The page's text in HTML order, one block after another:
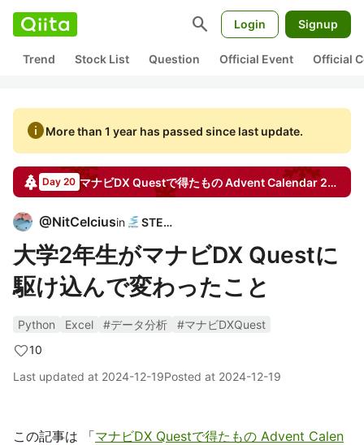
search Login Signup
Trend Stock List Question Official Event Official
infoMore than 1 year has passed since last update.
Day 20 マナビDX Questで得たものAdvent Calendar 2024
@NitCelciusin STECH
大学2年生がマナビDX Questに
駆け込んで変わったこと
Python Excel #データ分析
#マナビDXQuest
10
Last updated at 2024-12-19Posted at 2024-12-19
この記事は 「マナビDX Questで得たもの Advent Calen